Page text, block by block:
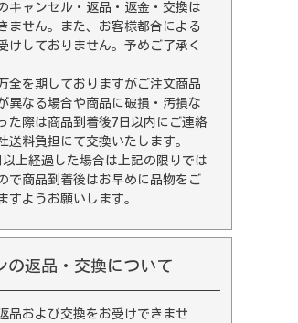
キャンセル・返品・返金・交換は
ません。また、お客様都合による
けしておりません。予めご了承く
全を期しておりますがご注文商品
異なる場合や商品に破損・汚損な
た際は商品到着後7日以内にご連絡
送料負担にて交換いたします。
上経過した場合は上記の限りでは
で商品到着後はお早めに品物をご
すようお願いします。
の返品・交換について
品および交換をお受けできませ